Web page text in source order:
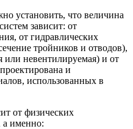
установить, что величина
зависит: от
от гидравлических
тройников и отводов),
или невентилируемая) и от
и
использованных в
от физических
а именно: